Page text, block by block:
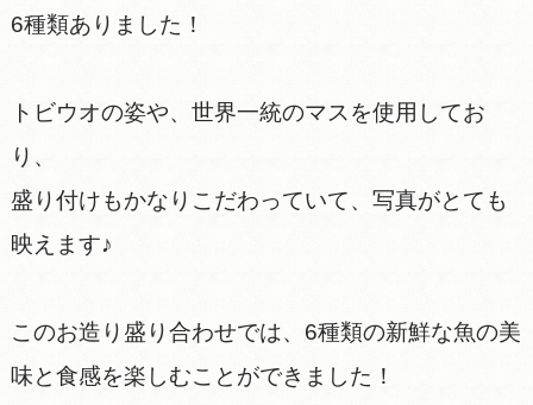
6種類ありました！
トビウオの姿や、世界一統のマスを使用してお
り、
盛り付けもかなりこだわっていて、写真がとても
映えます♪
このお造り盛り合わせでは、6種類の新鮮な魚の美
味と食感を楽しむことができました！